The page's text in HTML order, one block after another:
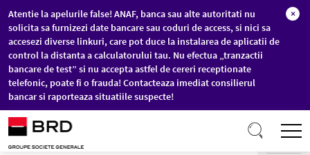
Sari la conținutul principal
Atentie la apelurile false! ANAF, banca sau alte autoritati nu
solicita sa furnizezi date bancare sau coduri de access, si nici sa
accesezi diverse linkuri, care pot duce la instalarea de aplicatii de
control la distanta a calculatorului tau. Nu efectua „tranzactii
bancare de test” si nu accepta astfel de cereri receptionate
telefonic, poate fi o frauda! Contacteaza imediat consilierul
bancar si raporteaza situatiile suspecte!
×
Curs